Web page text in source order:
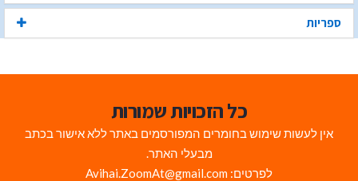
ספריות
כל הזכויות שמורות
אין לעשות שימוש בחומרים המפורסמים באתר ללא אישור בכתב
מבעלי האתר.
לפרטים: Avihai.ZoomAt@gmail.com